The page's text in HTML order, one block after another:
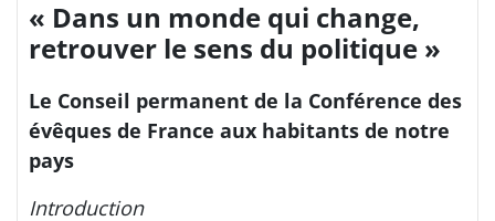
« Dans un monde qui change,
retrouver le sens du politique »
Le Conseil permanent de la Conférence des
évêques de France aux habitants de notre
pays
Introduction